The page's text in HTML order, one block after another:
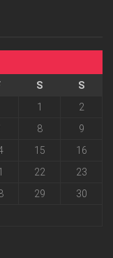
S
S
1
2
8
9
15
16
22
23
29
30